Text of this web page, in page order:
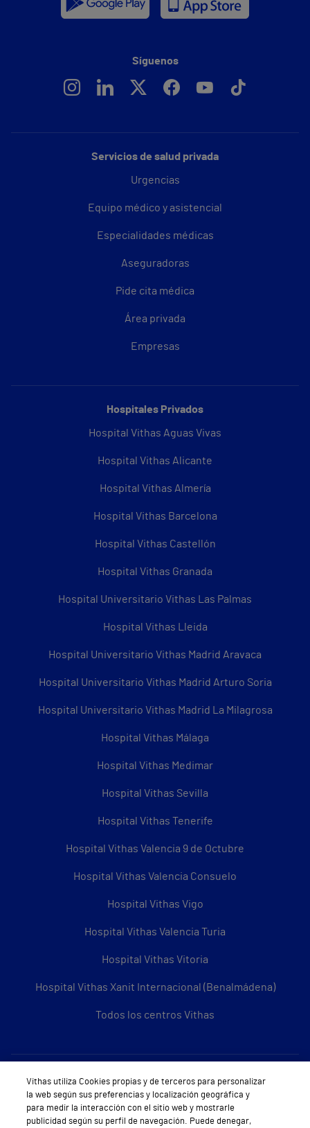
Servicios de salud privada
Urgencias
Equipo médico y asistencial
Especialidades médicas
Aseguradoras
Pide cita médica
Área privada
Empresas
Hospitales Privados
Hospital Vithas Aguas Vivas
Hospital Vithas Alicante
Hospital Vithas Almería
Hospital Vithas Barcelona
Hospital Vithas Castellón
Hospital Vithas Granada
Hospital Universitario Vithas Las Palmas
Hospital Vithas Lleida
Hospital Universitario Vithas Madrid Aravaca
Hospital Universitario Vithas Madrid Arturo Soria
Hospital Universitario Vithas Madrid La Milagrosa
Hospital Vithas Málaga
Hospital Vithas Medimar
Hospital Vithas Sevilla
Hospital Vithas Tenerife
Hospital Vithas Valencia 9 de Octubre
Hospital Vithas Valencia Consuelo
Hospital Vithas Vigo
Hospital Vithas Valencia Turia
Hospital Vithas Vitoria
Hospital Vithas Xanit Internacional (Benalmádena)
Todos los centros Vithas
Sobre Vithas
Quiénes somos
Síguenos
Vithas utiliza Cookies propias y de terceros para personalizar
la web según sus preferencias y localización geográfica y
para medir la interacción con el sitio web y mostrarle
publicidad según su perfil de navegación. Puede denegar,